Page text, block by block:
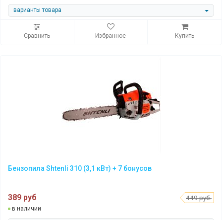
варианты товара
Сравнить Избранное Купить
Бензопила Shtenli 310 (3,1 кВт) + 7 бонусов
389 руб 449 руб.
в наличии